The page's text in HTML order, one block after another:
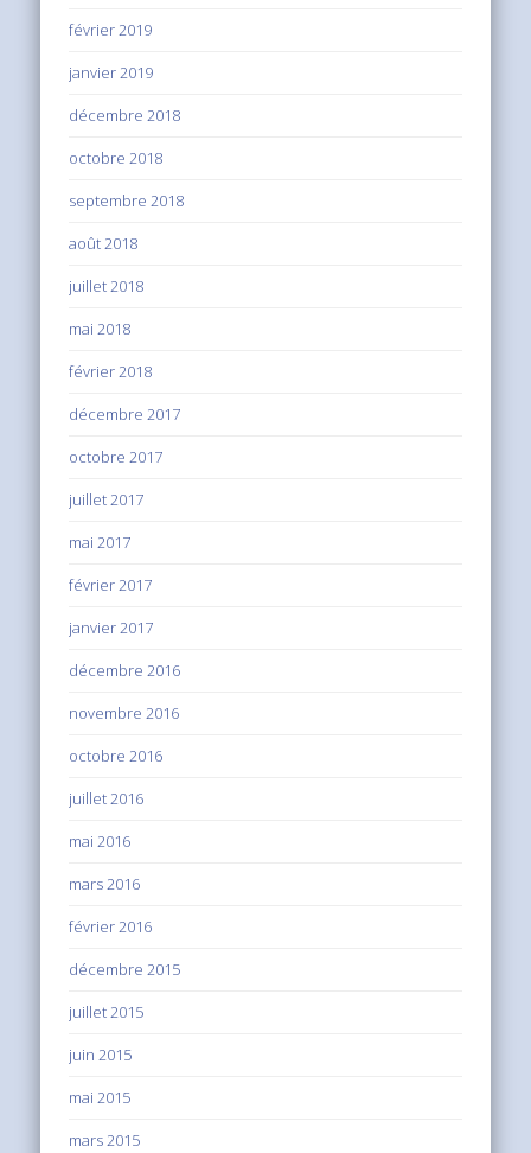
février 2019
janvier 2019
décembre 2018
octobre 2018
septembre 2018
août 2018
juillet 2018
mai 2018
février 2018
décembre 2017
octobre 2017
juillet 2017
mai 2017
février 2017
janvier 2017
décembre 2016
novembre 2016
octobre 2016
juillet 2016
mai 2016
mars 2016
février 2016
décembre 2015
juillet 2015
juin 2015
mai 2015
mars 2015